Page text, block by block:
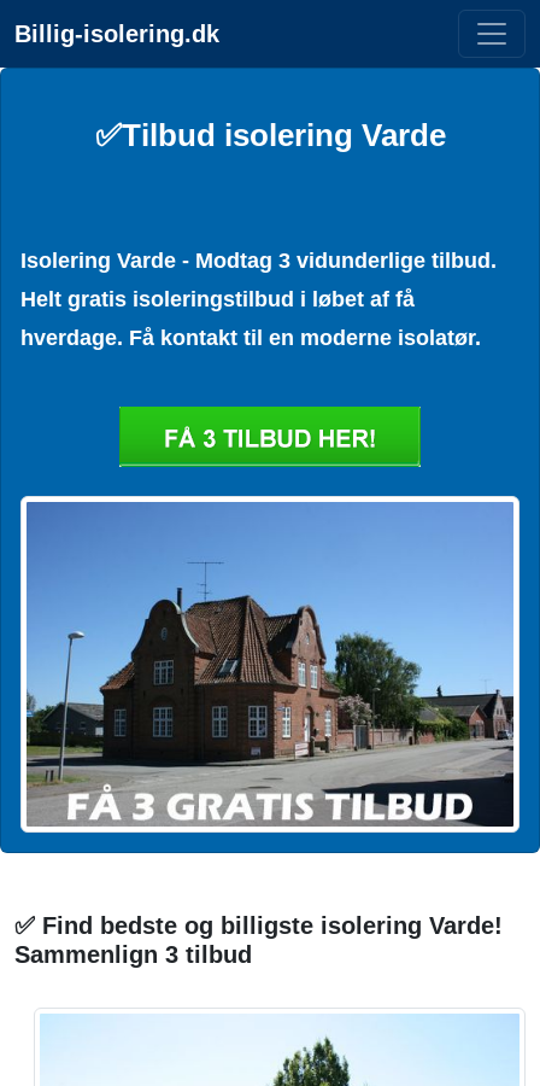
Billig-isolering.dk
✅Tilbud isolering Varde
Isolering Varde - Modtag 3 vidunderlige tilbud.
Helt gratis isoleringstilbud i løbet af få
hverdage. Få kontakt til en moderne isolatør.
✅ Find bedste og billigste isolering Varde!
Sammenlign 3 tilbud